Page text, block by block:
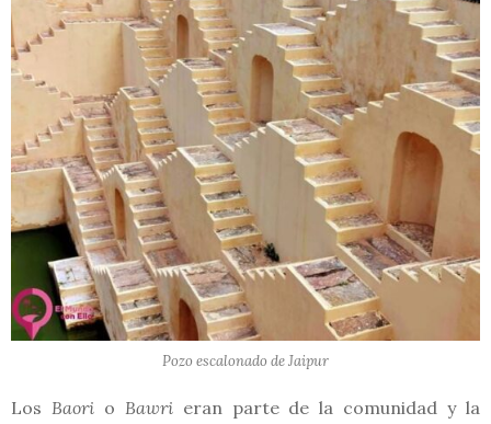
Pozo escalonado de Jaipur
Los Baorio Bawrieran parte de la comunidad y la